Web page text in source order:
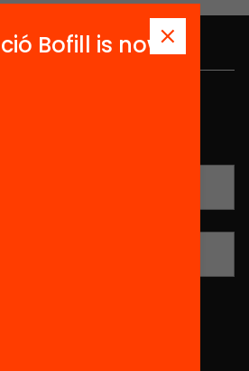
people who already
and projects for
Catalonia.
Bofill is now